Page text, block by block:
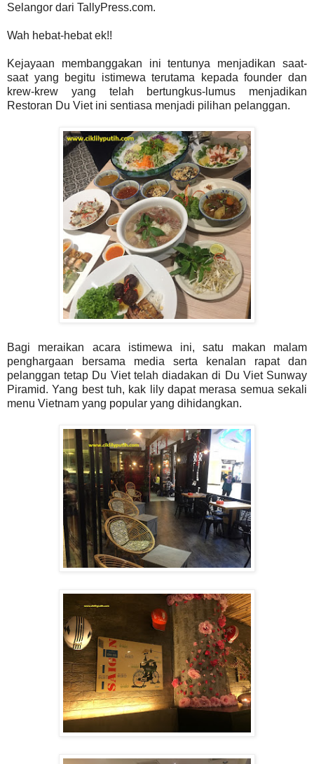
Selangor dari TallyPress.com.
Wah hebat-hebat ek!!
Kejayaan membanggakan ini tentunya menjadikan saat-
saat yang begitu istimewa terutama kepada founder dan
krew-krew yang telah bertungkus-lumus menjadikan
Restoran Du Viet ini sentiasa menjadi pilihan pelanggan.
Bagi meraikan acara istimewa ini, satu makan malam
penghargaan bersama media serta kenalan rapat dan
pelanggan tetap Du Viet telah diadakan di Du Viet Sunway
Piramid. Yang best tuh, kak lily dapat merasa semua sekali
menu Vietnam yang popular yang dihidangkan.